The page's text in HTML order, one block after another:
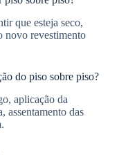
que esteja seco,
novo revestimento
do piso sobre piso?
aplicação da
assentamento das